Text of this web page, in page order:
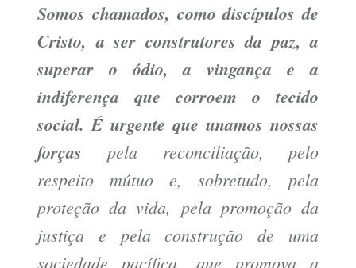
Somos chamados, como discípulos de
Cristo, a ser construtores da paz, a
superar o ódio, a vingança e a
indiferença que corroem o tecido
social. É urgente que unamos nossas
forças pela reconciliação, pelo
respeito mútuo e, sobretudo, pela
proteção da vida, pela promoção da
justiça e pela construção de uma
sociedade pacífica, que promova a